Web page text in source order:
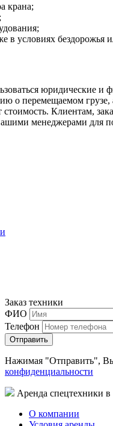
крана;
условиях бездорожья
юридические и
о перемещаемом грузе,
Клиентам,
менеджерами для
Заказ техники
ФИО
Телефон
Нажимая "Отправить", Вы
конфиденциальности
Аренда спецтехники
О компании